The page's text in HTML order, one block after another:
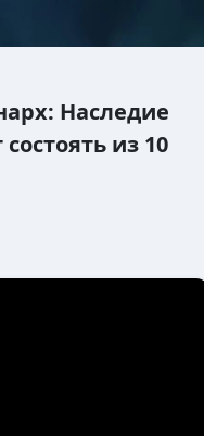
Наследие
из 10